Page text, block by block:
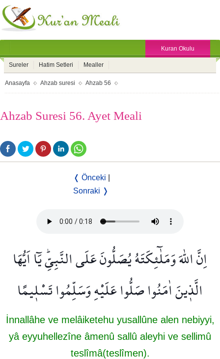
Kuran Okulu
Sureler Hatim Setleri Mealler
Anasayfa Ahzab suresi Ahzab 56
Ahzab Suresi 56. Ayet Meali
❬ Önceki
Sonraki ❭
اِنَّ اللّٰهَ وَمَلٰٓئِكَتَهُ يُصَلُّونَ عَلَى النَّبِيِّۜ يَٓا اَيُّهَا
الَّذ۪ينَ اٰمَنُوا صَلُّوا عَلَيْهِ وَسَلِّمُوا تَسْل۪يمًا
İnnallâhe ve melâiketehu yusallûne alen nebiyyi,
yâ eyyuhellezîne âmenû sallû aleyhi ve sellimû
teslîmâ(teslîmen).